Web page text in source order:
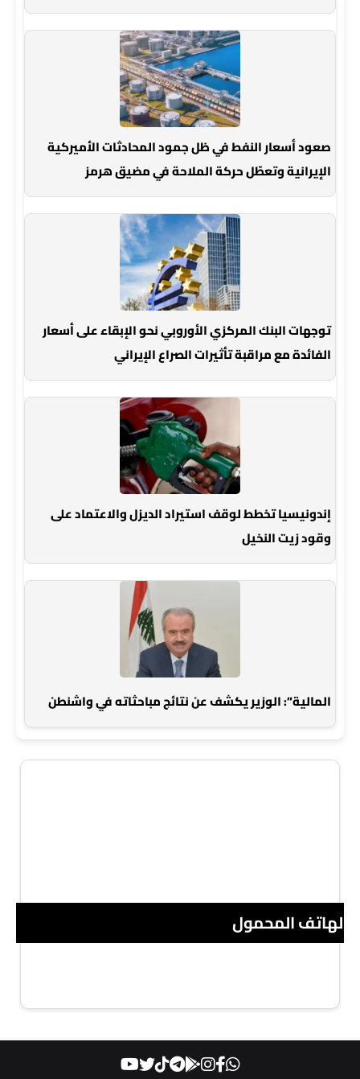
صعود أسعار النفط في ظل جمود المحادثات الأميركية
الإيرانية وتعطّل حركة الملاحة في مضيق هرمز
توجهات البنك المركزي الأوروبي نحو الإبقاء على أسعار
الفائدة مع مراقبة تأثيرات الصراع الإيراني
إندونيسيا تخطط لوقف استيراد الديزل والاعتماد على
وقود زيت النخيل
المالية”: الوزير يكشف عن نتائج مباحثاته في واشنطن
الهاتف المحمول